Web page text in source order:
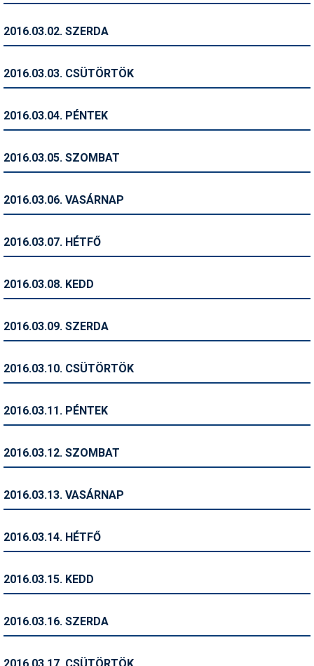
Ingatlan
Kerékpár
Magazinok
Pályázatok
Síbérletárak
Sífelszerelés
Símánia
Síszerviz
2016.03.02. SZERDA
2016.03.03. CSÜTÖRTÖK
2016.03.04. PÉNTEK
2016.03.05. SZOMBAT
2016.03.06. VASÁRNAP
2016.03.07. HÉTFŐ
2016.03.08. KEDD
2016.03.09. SZERDA
2016.03.10. CSÜTÖRTÖK
2016.03.11. PÉNTEK
2016.03.12. SZOMBAT
2016.03.13. VASÁRNAP
2016.03.14. HÉTFŐ
2016.03.15. KEDD
2016.03.16. SZERDA
2016.03.17. CSÜTÖRTÖK